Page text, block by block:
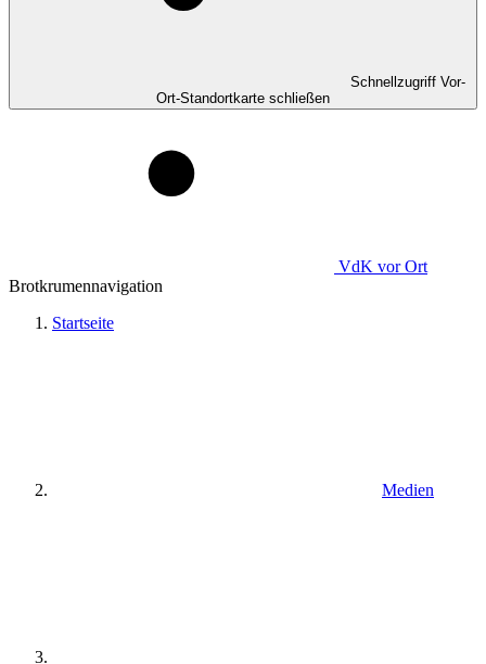
Schnellzugriff Vor-
Ort-Standortkarte schließen
VdK vor Ort
Brotkrumennavigation
Startseite
Medien